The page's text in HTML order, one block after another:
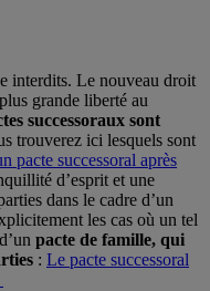
interdits. Le nouveau droit
grande liberté au
successoraux sont
trouverez ici lesquels sont
pacte successoral après
d’esprit et une
dans le cadre d’un
les cas où un tel
pacte de famille, qui
: Le pacte successoral